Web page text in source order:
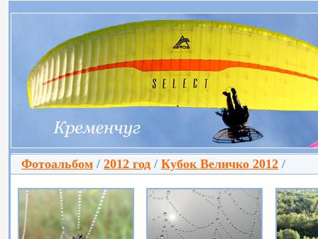
Фотоальбом / 2012 год / Кубок Величко 2012 /